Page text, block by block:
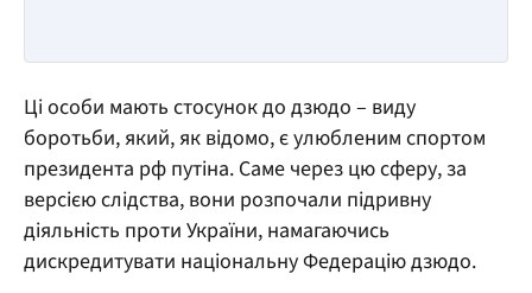
Ці особи мають стосунок до дзюдо – виду
боротьби, який, як відомо, є улюбленим спортом
президента рф путіна. Саме через цю сферу, за
версією слідства, вони розпочали підривну
діяльність проти України, намагаючись
дискредитувати національну Федерацію дзюдо.